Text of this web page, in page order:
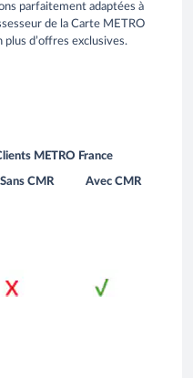
parfaitement adaptées à
de la Carte METRO
plus d’offres exclusives.
METRO France
Sans CMR Avec CMR